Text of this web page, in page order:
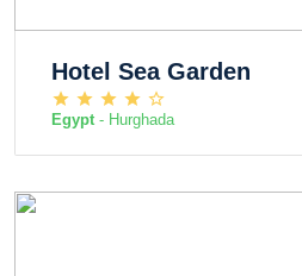
Hotel Sea Garden
Egypt - Hurghada